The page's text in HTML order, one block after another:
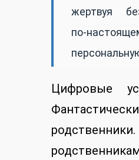
жертвуя
Цифровые